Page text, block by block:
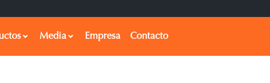
Media Empresa Contacto